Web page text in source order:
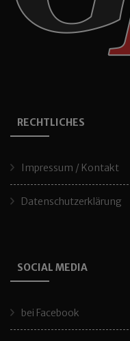
RECHTLICHES
Impressum / Kontakt
Datenschutzerklärung
SOCIAL MEDIA
bei Facebook